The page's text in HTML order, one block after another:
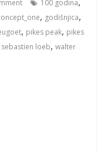
100 godina
, godišnjica,
, pikes peak, pikes
sebastien loeb,walter